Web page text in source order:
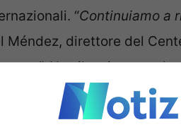
“Continuiamo a
Méndez, direttore del
sosta”. Un silenzio surreale
i soccorritori